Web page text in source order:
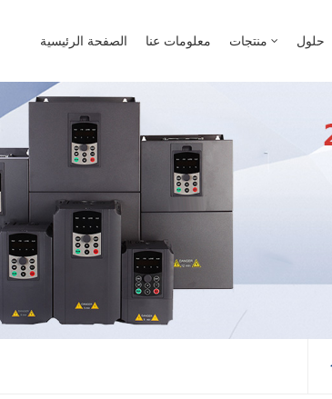
الصفحة الرئيسية معلومات عنا منتجات حلول